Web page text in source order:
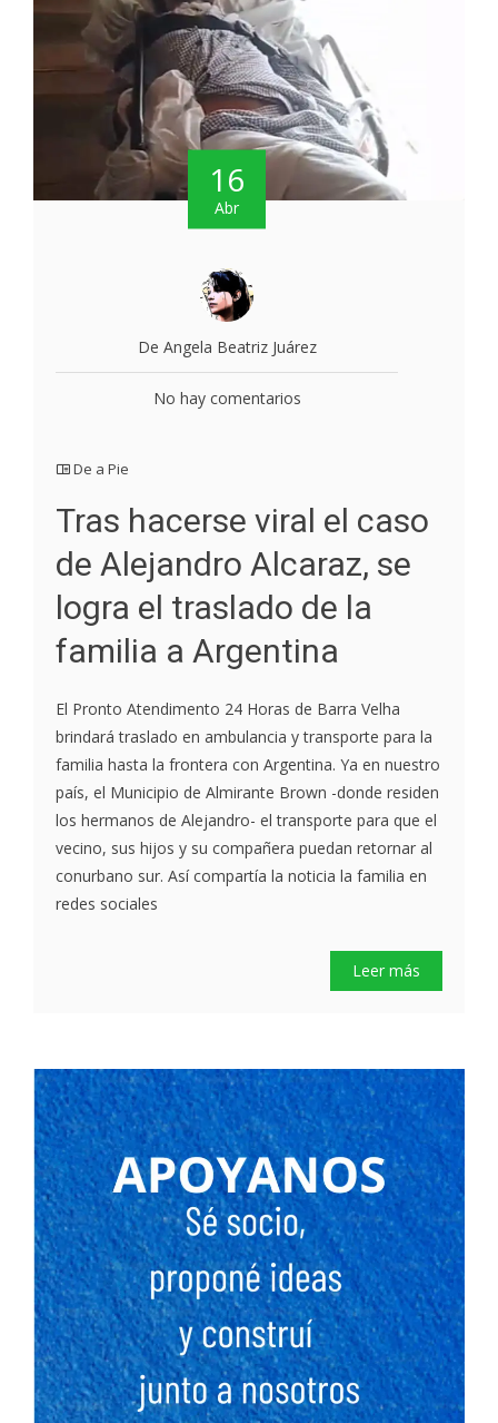
16
Abr
De Angela Beatriz Juárez
No hay comentarios
De a Pie
Tras hacerse viral el caso
de Alejandro Alcaraz, se
logra el traslado de la
familia a Argentina
El Pronto Atendimento 24 Horas de Barra Velha
brindará traslado en ambulancia y transporte para la
familia hasta la frontera con Argentina. Ya en nuestro
país, el Municipio de Almirante Brown -donde residen
los hermanos de Alejandro- el transporte para que el
vecino, sus hijos y su compañera puedan retornar al
conurbano sur. Así compartía la noticia la familia en
redes sociales
Leer más